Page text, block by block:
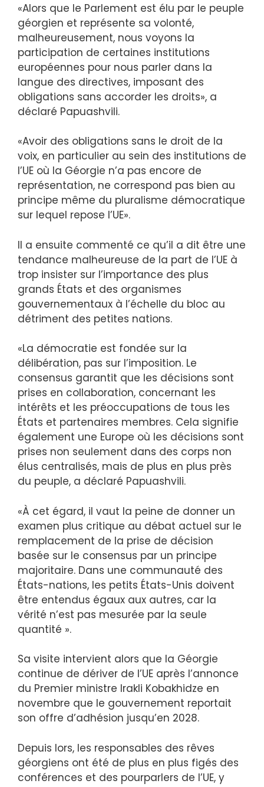
«Alors que le Parlement est élu par le peuple
géorgien et représente sa volonté,
malheureusement, nous voyons la
participation de certaines institutions
européennes pour nous parler dans la
langue des directives, imposant des
obligations sans accorder les droits», a
déclaré Papuashvili.
«Avoir des obligations sans le droit de la
voix, en particulier au sein des institutions de
l’UE où la Géorgie n’a pas encore de
représentation, ne correspond pas bien au
principe même du pluralisme démocratique
sur lequel repose l’UE».
Il a ensuite commenté ce qu’il a dit être une
tendance malheureuse de la part de l’UE à
trop insister sur l’importance des plus
grands États et des organismes
gouvernementaux à l’échelle du bloc au
détriment des petites nations.
«La démocratie est fondée sur la
délibération, pas sur l’imposition. Le
consensus garantit que les décisions sont
prises en collaboration, concernant les
intérêts et les préoccupations de tous les
États et partenaires membres. Cela signifie
également une Europe où les décisions sont
prises non seulement dans des corps non
élus centralisés, mais de plus en plus près
du peuple, a déclaré Papuashvili.
«À cet égard, il vaut la peine de donner un
examen plus critique au débat actuel sur le
remplacement de la prise de décision
basée sur le consensus par un principe
majoritaire. Dans une communauté des
États-nations, les petits États-Unis doivent
être entendus égaux aux autres, car la
vérité n’est pas mesurée par la seule
quantité ».
Sa visite intervient alors que la Géorgie
continue de dériver de l’UE après l’annonce
du Premier ministre Irakli Kobakhidze en
novembre que le gouvernement reportait
son offre d’adhésion jusqu’en 2028.
Depuis lors, les responsables des rêves
géorgiens ont été de plus en plus figés des
conférences et des pourparlers de l’UE, y